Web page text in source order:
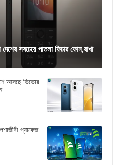
সবচেয়ে পাতলা ফিচার ফোন,রাখা
আসছে ভিভোর
প্যাকেজ